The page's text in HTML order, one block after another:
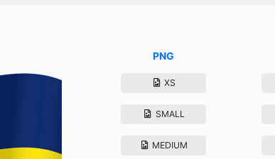
PNG
XS
SMALL
MEDIUM